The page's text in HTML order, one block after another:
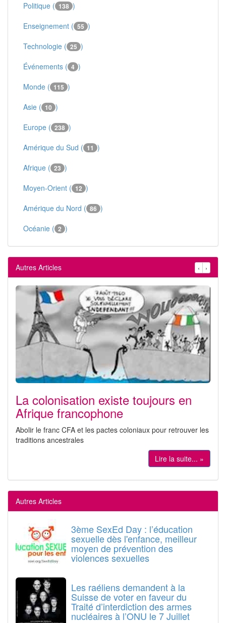
Politique ( 138 )
Enseignement ( 55 )
Technologie ( 25 )
Événements ( 4 )
Monde ( 115 )
Asie ( 10 )
Europe ( 238 )
Amérique du Sud ( 11 )
Afrique ( 23 )
Moyen-Orient ( 12 )
Amérique du Nord ( 86 )
Océanie ( 2 )
Autres Articles ‹ ›
La colonisation existe toujours en
Afrique francophone
Abolir le franc CFA et les pactes coloniaux pour retrouver les
traditions ancestrales
Lire la suite... »
Autres Articles
3ème SexEd Day : l’éducation
sexuelle dès l'enfance, meilleur
moyen de prévention des
violences sexuelles
Les raéliens demandent à la
Suisse de voter en faveur du
Traité d’interdiction des armes
nucléaires à l’ONU le 7 Juillet